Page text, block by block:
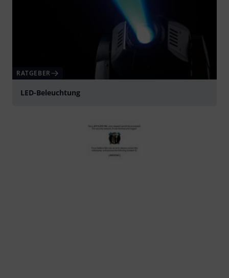
RATGEBER
LED-Beleuchtung